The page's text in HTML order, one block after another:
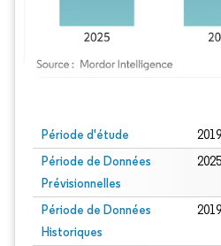
Période d'étude
Période de Données
Prévisionnelles
Période de Données
Historiques